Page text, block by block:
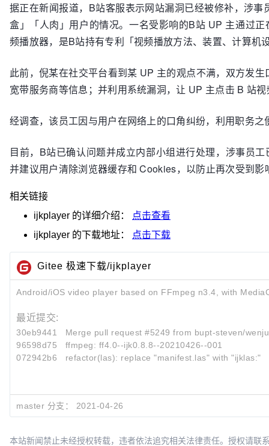
据正在新闻报道，B站客服表示网站漏洞已经被修补，涉
盒」「人肉」用户的情况。一名受影响的B站 UP 主通过
频播放器，是B站持有专利「视频播放方法、装置、计算
此前，倪某在社交平台看到某 UP 主的观点不满，双方发
宽带服务商等信息；并利用系统漏洞，让 UP 主点击 B 站
经调查，该员工因与用户在网络上的口角纠纷，利用职务
目前，B站已确认问题并成立内部小组进行处理，涉事员
并建议用户清除浏览器缓存和 Cookies，以防止再次受到影
相关链接
ijkplayer 的详细介绍：
点击查看
ijkplayer 的下载地址： 点击下载
Gitee 极速下载/ijkplayer
Android/iOS video player based on FFmpeg n3.4, with
最近提交:
30eb9441
Merge pull request #5249 from bupt-steven/
96598d75
ffmpeg: ff4.0--ijk0.8.8--20210426--001
072942b6
refactor(las): replace "manifest.las" with "ijklas:"
master 分支： 2021-04-26
本站新闻禁止未经授权转载，违者依法追究相关法律责任。授权请联